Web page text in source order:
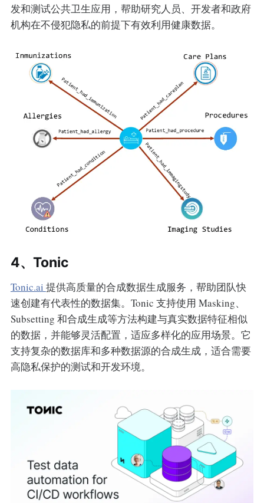
发和测试公共卫生应用，帮助研究人员、开发者和政府
机构在不侵犯隐私的前提下有效利用健康数据。
4、Tonic
Tonic.ai 提供高质量的合成数据生成服务，帮助团队快
速创建有代表性的数据集。Tonic 支持使用 Masking、
Subsetting 和合成生成等方法构建与真实数据特征相似
的数据，并能够灵活配置，适应多样化的应用场景。它
支持复杂的数据库和多种数据源的合成生成，适合需要
高隐私保护的测试和开发环境。